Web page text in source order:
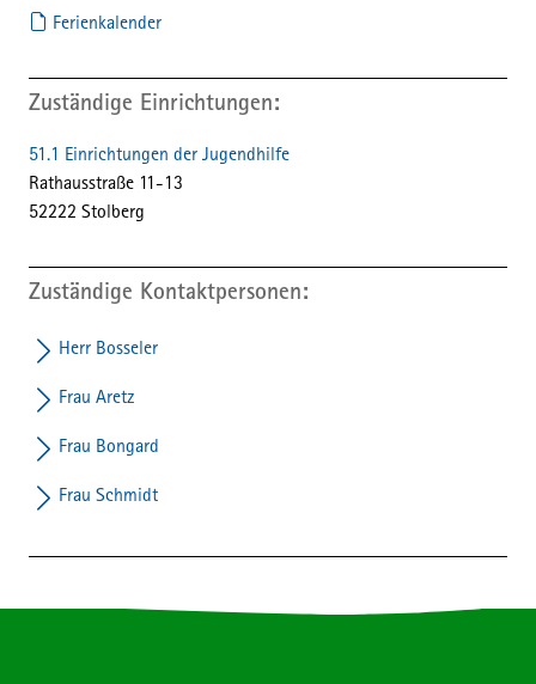
Ferienkalender
Zuständige Einrichtungen
51.1 Einrichtungen der Jugendhilfe
Straße:
Rathausstraße Hausnummer:
11-13
PLZ:
52222 Ort:
Stolberg
Zuständige Kontaktpersonen
Herr Bosseler
Frau Aretz
Frau Bongard
Frau Schmidt